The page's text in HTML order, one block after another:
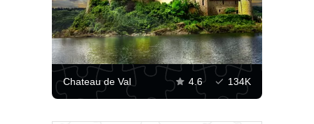
Chateau de Val 4.6 134K